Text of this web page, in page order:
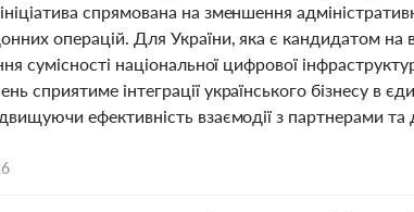
спрямована на зменшення
операцій. Для України, яка є кандидатом
сумісності національної цифрової
сприятиме інтеграції українського бізнесу в
ефективність взаємодії з партнерами